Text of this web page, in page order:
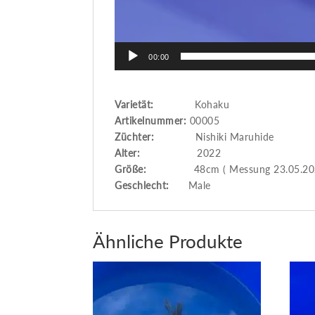
00:00
Varietät: Kohaku
Artikelnummer: 00005
Züchter: Nishiki Maruhide
Alter: 2022
Größe: 48cm ( Messung
Geschlecht: Male
Ähnliche Produkte